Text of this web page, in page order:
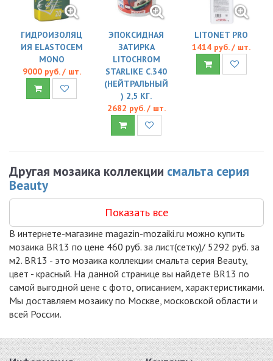
ГИДРОИЗОЛЯЦ
ИЯ ELASTOCEM
MONO
9000 руб. / шт.
ЭПОКСИДНАЯ
ЗАТИРКА
LITOCHROM
STARLIKE C.340
(НЕЙТРАЛЬНЫЙ
) 2,5 КГ.
2682 руб. / шт.
LITONET PRO
1414 руб. / шт.
Другая мозаика коллекции смальта серия
Beauty
Показать все
В интернете-магазине magazin-mozaiki.ru можно купить
мозаика BR13 по цене 460 руб. за лист(сетку)/ 5292 руб. за
м2. BR13 - это мозаика коллекции смальта серия Beauty,
цвет - красный. На данной странице вы найдете BR13 по
самой выгодной цене с фото, описанием, характеристиками.
Мы доставляем мозаику по Москве, московской области и
всей России.